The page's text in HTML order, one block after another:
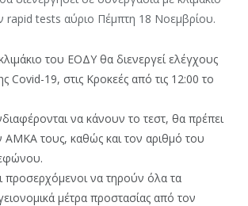
tests αύριο Πέμπτη 18 Νοεμβρίου.
του ΕΟΔΥ θα διενεργεί ελέγχους
Covid-19, στις Κροκεές από τις 12:00 το
να κάνουν το τεστ, θα πρέπει
ΑΜΚΑ τους, καθώς και τον αριθμό του
προσερχόμενοι να τηρούν όλα τα
μέτρα προστασίας από τον